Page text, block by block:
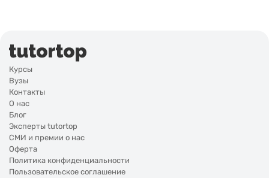
Курсы
Вузы
Контакты
О нас
Блог
Эксперты tutortop
СМИ и премии о нас
Оферта
Политика конфиденциальности
Пользовательское соглашение